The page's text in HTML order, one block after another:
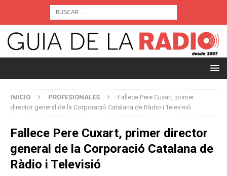
INICIO PROFESIONALES
Fallece Pere Cuxart, primer
director general de la Corporació Catalana de Ràdio i Televisió
Fallece Pere Cuxart, primer director
general de la Corporació Catalana de
Ràdio i Televisió